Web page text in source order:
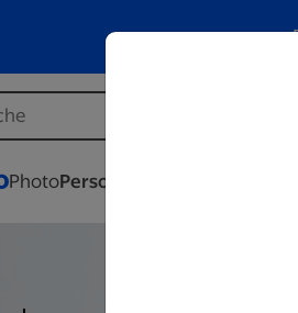
PhotoPersonnalisation